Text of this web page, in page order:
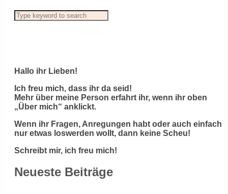
Hallo ihr Lieben!
Ich freu mich, dass ihr da seid!
Mehr über meine Person erfahrt ihr, wenn ihr oben
„Über mich“ anklickt.
Wenn ihr Fragen, Anregungen habt oder auch einfach
nur etwas loswerden wollt, dann keine Scheu!
Schreibt mir, ich freu mich!
Neueste Beiträge